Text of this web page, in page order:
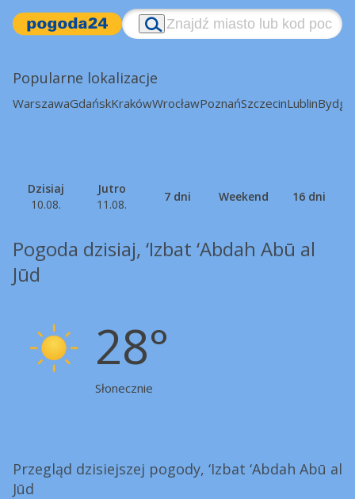
Popularne lokalizacje
WarszawaGdańskKrakówWrocławPoznańSzczecinLublin
Dzisiaj
10.08.
Jutro
11.08.
7 dni Weekend 16 dni
Pogoda dzisiaj, ‘Izbat ‘Abdah Abū al
Jūd
28°
Słonecznie
Przegląd dzisiejszej pogody, ‘Izbat ‘Abdah Abū al
Jūd